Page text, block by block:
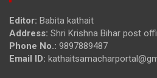
Editor: Babita kathait
Address: Shri Krishna Bihar post
Phone No.: 9897889487
Email ID: